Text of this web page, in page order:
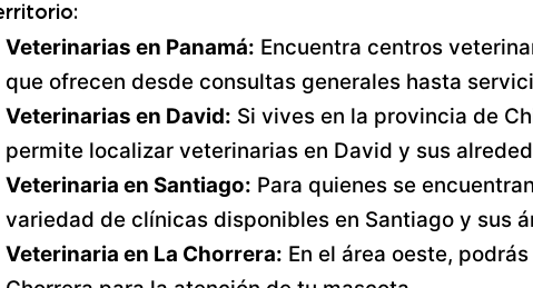
Veterinarias en Panamá: Encuentra centros
que ofrecen desde consultas generales hasta
Veterinarias en David: Si vives en la provincia de
permite localizar veterinarias en David y sus
Veterinaria en Santiago: Para quienes se
variedad de clínicas disponibles en Santiago y sus
Veterinaria en La Chorrera: En el área oeste,